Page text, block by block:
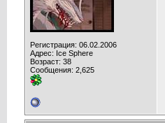
Регистрация: 06.02.2006
Адрес: Ice Sphere
Возраст: 38
Сообщения: 2,625